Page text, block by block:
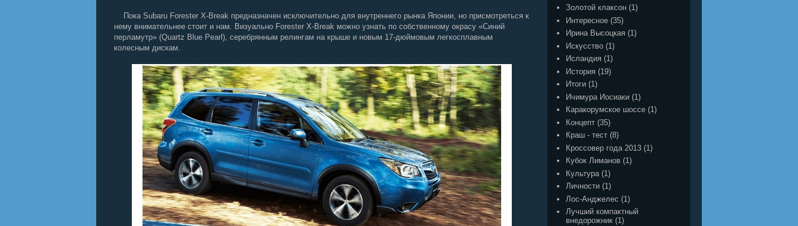
Пока Subaru Forester X-Break предназначен исключительно для внутреннего рынка Японии, но присмотреться к
нему внимательнее стоит и нам. Визуально Forester X-Break можно узнать по собственному окрасу «Синий
перламутр» (Quartz Blue Pearl), серебрянным релингам на крыше и новым 17-дюймовым легкосплавным
колесным дискам.
Золотой клаксон (1)
Интересное (35)
Ирина Высоцкая (1)
Искусство (1)
Исландия (1)
История (19)
Итоги (1)
Ичимура Иосиаки (1)
Каракорумское шоссе (1)
Концепт (35)
Краш - тест (8)
Кроссовер года 2013 (1)
Кубок Лиманов (1)
Культура (1)
Личности (1)
Лос-Анджелес (1)
Лучший компактный
внедорожник (1)